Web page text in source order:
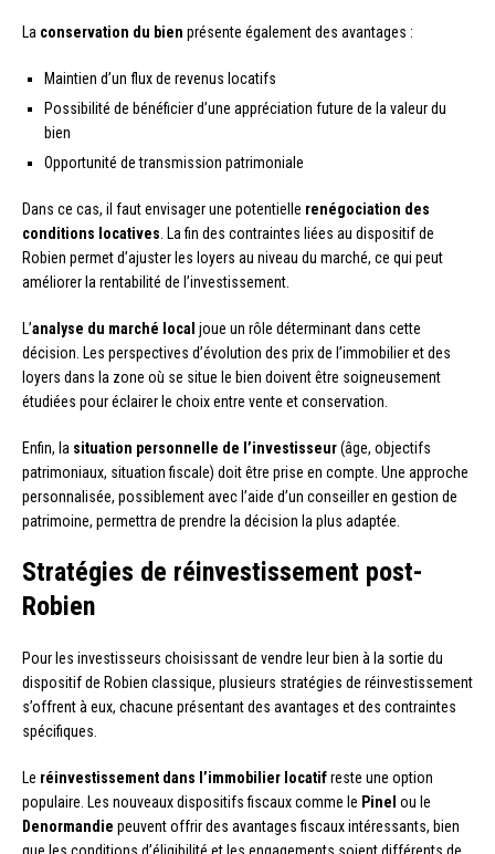
La conservation du bien présente également des avantages :
Maintien d’un flux de revenus locatifs
Possibilité de bénéficier d’une appréciation future de la valeur du
bien
Opportunité de transmission patrimoniale
Dans ce cas, il faut envisager une potentielle renégociation des
conditions locatives . La fin des contraintes liées au dispositif de
Robien permet d’ajuster les loyers au niveau du marché, ce qui peut
améliorer la rentabilité de l’investissement.
L’analyse du marché local joue un rôle déterminant dans cette
décision. Les perspectives d’évolution des prix de l’immobilier et des
loyers dans la zone où se situe le bien doivent être soigneusement
étudiées pour éclairer le choix entre vente et conservation.
Enfin, la situation personnelle de l’investisseur(âge, objectifs
patrimoniaux, situation fiscale) doit être prise en compte. Une approche
personnalisée, possiblement avec l’aide d’un conseiller en gestion de
patrimoine, permettra de prendre la décision la plus adaptée.
Stratégies de réinvestissement post-
Robien
Pour les investisseurs choisissant de vendre leur bien à la sortie du
dispositif de Robien classique, plusieurs stratégies de réinvestissement
s’offrent à eux, chacune présentant des avantages et des contraintes
spécifiques.
Le réinvestissement dans l’immobilier locatifreste une option
populaire. Les nouveaux dispositifs fiscaux comme le Pinel ou le
Denormandie peuvent offrir des avantages fiscaux intéressants, bien
que les conditions d’éligibilité et les engagements soient différents de